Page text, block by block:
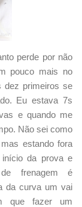
perde por não
pouco mais no
dez primeiros se
Eu estava 7s
e quando me
Não sei como
estando fora
da prova e
frenagem é
da curva um vai
que fazer um